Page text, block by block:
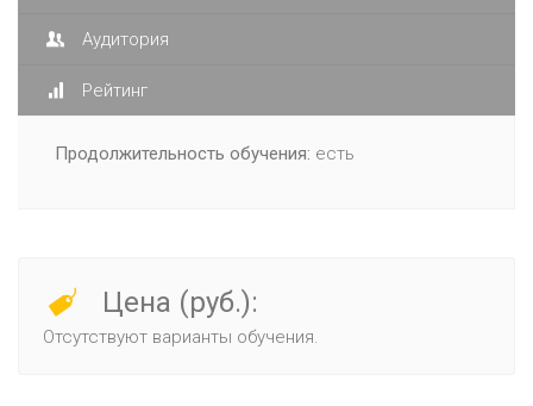
Аудитория
Рейтинг
Продолжительность обучения: есть
Цена (руб.):
Отсутствуют варианты обучения.